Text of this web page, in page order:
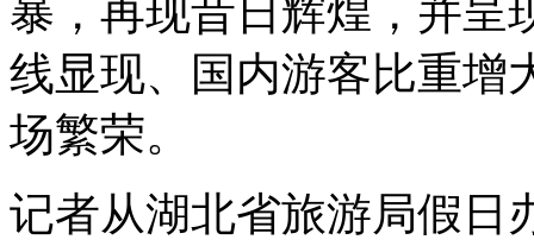
暴，再现昔日辉煌，并呈
线显现、国内游客比重增
场繁荣。
记者从湖北省旅游局假日